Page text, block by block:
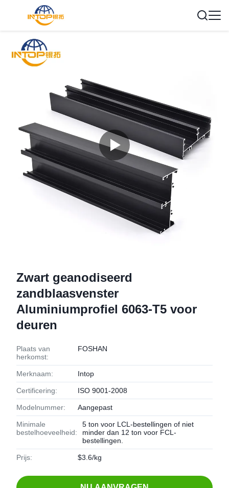
Zwart geanodiseerd
zandblaasvenster
Aluminiumprofiel 6063-T5 voor
deuren
Plaats van
herkomst:
FOSHAN
Merknaam: Intop
Certificering: ISO 9001-2008
Modelnummer: Aangepast
Minimale
bestelhoeveelheid:
5 ton voor LCL-bestellingen of niet
minder dan 12 ton voor FCL-
bestellingen.
Prijs: $3.6/kg